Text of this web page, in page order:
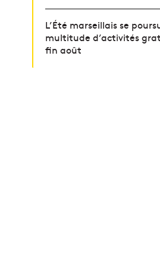
L’Été marseillais se
multitude d’activités
fin août